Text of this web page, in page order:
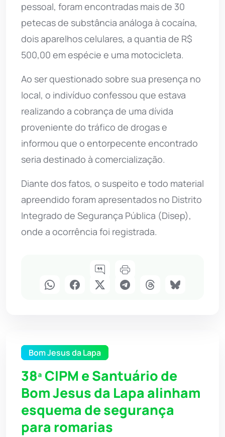
pessoal, foram encontradas mais de 30
petecas de substância análoga à cocaína,
dois aparelhos celulares, a quantia de R$
500,00 em espécie e uma motocicleta.
Ao ser questionado sobre sua presença no
local, o indivíduo confessou que estava
realizando a cobrança de uma dívida
proveniente do tráfico de drogas e
informou que o entorpecente encontrado
seria destinado à comercialização.
Diante dos fatos, o suspeito e todo material
apreendido foram apresentados no Distrito
Integrado de Segurança Pública (Disep),
onde a ocorrência foi registrada.
Bom Jesus da Lapa
38ª CIPM e Santuário de
Bom Jesus da Lapa alinham
esquema de segurança
para romarias